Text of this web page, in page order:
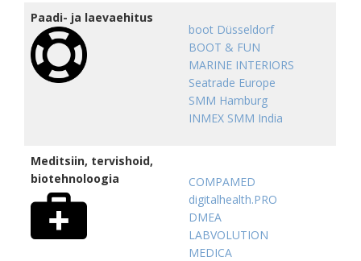
Paadi- ja laevaehitus
boot Düsseldorf
BOOT & FUN
MARINE INTERIORS
Seatrade Europe
SMM Hamburg
INMEX SMM India
Meditsiin, tervishoid,
biotehnoloogia
COMPAMED
digitalhealth.PRO
DMEA
LABVOLUTION
MEDICA